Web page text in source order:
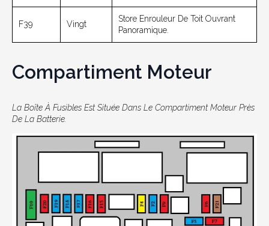
F39 Vingt
Store Enrouleur De Toit Ouvrant
Panoramique.
Compartiment Moteur
La Boîte À Fusibles Est Située Dans Le Compartiment Moteur Près
De La Batterie.